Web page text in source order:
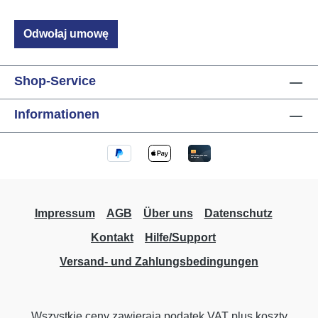
0,75mm², dlugosc: 1m Wymiary: 48,4mm x
44,3mm x 52,2mm (S x D x W)
Odwołaj umowę
Shop-Service
Informationen
Impressum AGB Über uns
Datenschutz
Kontakt
Hilfe/Support
Versand- und Zahlungsbedingungen